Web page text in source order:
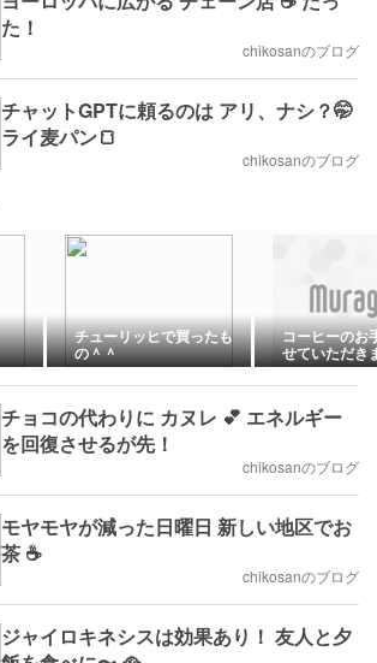
た！
chikosanのブログ
チャットGPTに頼るのは アリ、ナシ？🤭
ライ麦パン🍞
chikosanのブログ
チューリッヒで買ったも
の＾＾
コーヒーのお
せていただき
チョコの代わりに カヌレ 💕 エネルギー
を回復させるが先！
chikosanのブログ
モヤモヤが減った日曜日 新しい地区でお
茶 ☕️
chikosanのブログ
ジャイロキネシスは効果あり！ 友人と夕